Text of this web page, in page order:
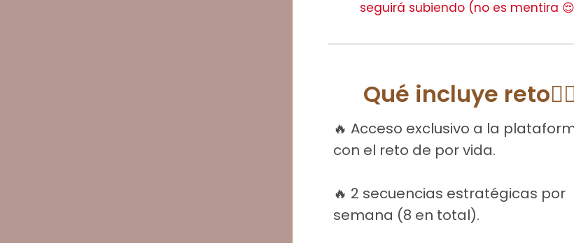
seguirá subiendo (no es mentira
Qué incluye
🔥 Acceso exclusivo a la
con el reto de por vida.
🔥 2 secuencias estratégicas por
semana (8 en total).